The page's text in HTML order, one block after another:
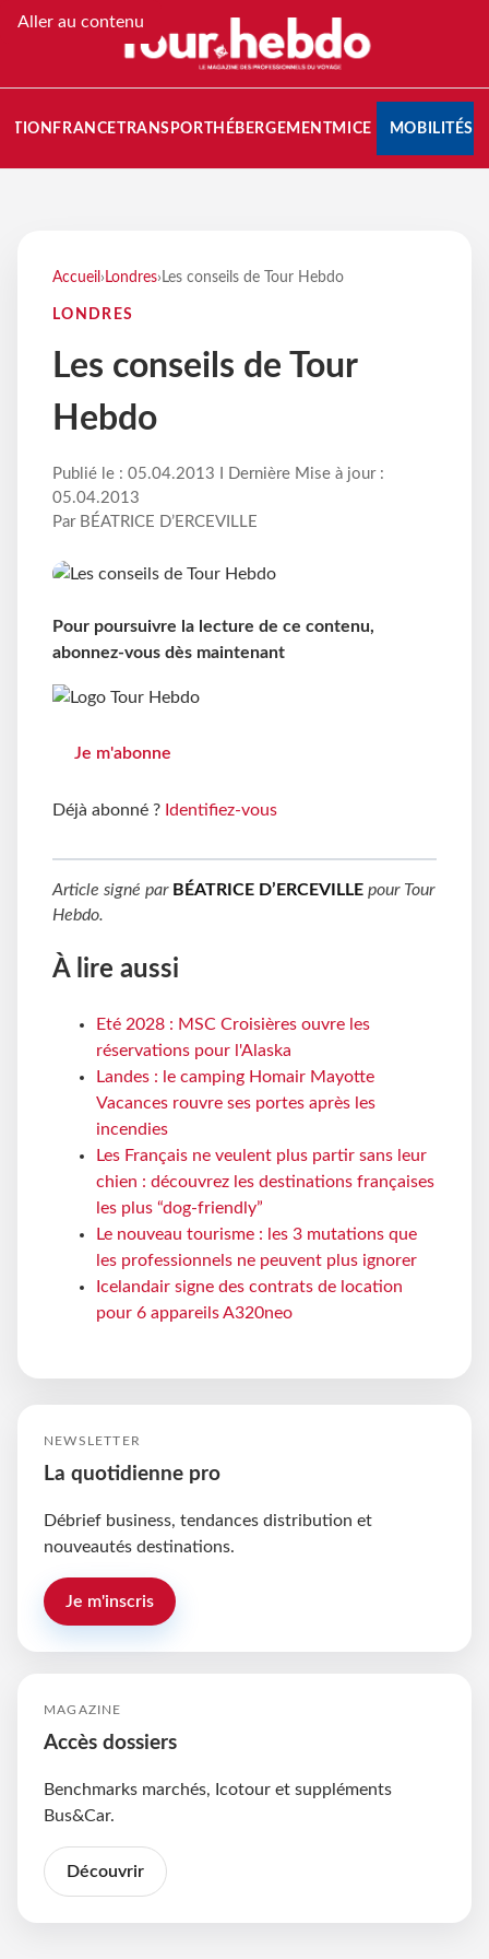
Aller au contenu
FRANCETRANSPORT HÉBERGEMENTMICE MOBILITÉS
Accueil › Londres› Les conseils de Tour Hebdo
LONDRES
Les conseils de Tour
Hebdo
Publié le : 05.04.2013 I Dernière Mise à jour :
05.04.2013
Par BÉATRICE D’ERCEVILLE
Pour poursuivre la lecture de ce contenu,
abonnez-vous dès maintenant
Je m'abonne
Déjà abonné ? Identifiez-vous
Article signé par BÉATRICE D’ERCEVILLE pour Tour
Hebdo.
À lire aussi
Eté 2028 : MSC Croisières ouvre les
réservations pour l'Alaska
Landes : le camping Homair Mayotte
Vacances rouvre ses portes après les
incendies
Les Français ne veulent plus partir sans leur
chien : découvrez les destinations françaises
les plus “dog-friendly”
Le nouveau tourisme : les 3 mutations que
les professionnels ne peuvent plus ignorer
Icelandair signe des contrats de location
pour 6 appareils A320neo
NEWSLETTER
La quotidienne pro
Débrief business, tendances distribution et
nouveautés destinations.
Je m'inscris
MAGAZINE
Accès dossiers
Benchmarks marchés, Icotour et suppléments
Bus&Car.
Découvrir